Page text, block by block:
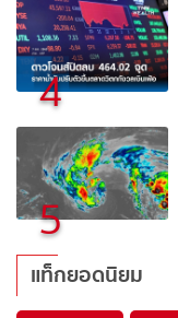
4
5
แท็กยอดนิยม